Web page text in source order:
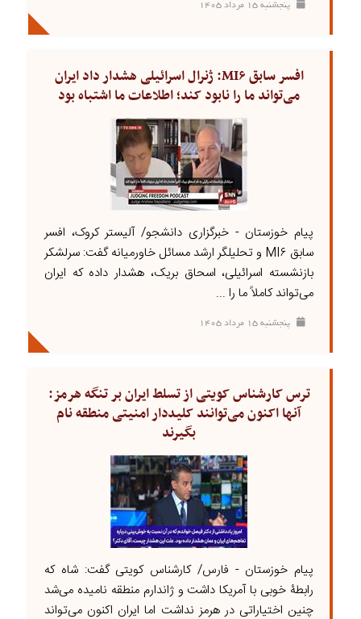
پنجشنبه ۱۵ مرداد ۱۴۰۵
افسر سابق MI۶: ژنرال اسرائیلی هشدار داد ایران
می‌تواند ما را نابود کند؛ اطلاعات ما اشتباه بود
پیام خوزستان - خبرگزاری دانشجو/ آلیستر کروک، افسر
سابق MI۶ و تحلیلگر ارشد مسائل خاورمیانه گفت: سرلشکر
بازنشسته اسرائیلی، اسحاق بریک، هشدار داده که ایران
می‌تواند کاملاً ما را ...
پنجشنبه ۱۵ مرداد ۱۴۰۵
ترس کارشناس کویتی از تسلط ایران بر تنگه هرمز:
آنها اکنون می‌توانند کلیددار امنیتی منطقه نام
بگیرند
پیام خوزستان - فارس/ کارشناس کویتی گفت: شاه که
رابطۀ خوبی با آمریکا داشت و ژاندارم منطقه نامیده می‌شد
چنین اختیاراتی در هرمز نداشت اما ایران اکنون می‌تواند